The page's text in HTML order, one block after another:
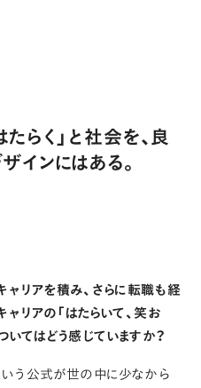
らく」と社会を、良
インにはある。
ャリアを積み、さらに転職も経
リアの「はたらいて、笑お
いてはどう感じていますか？
いう公式が世の中に少なから